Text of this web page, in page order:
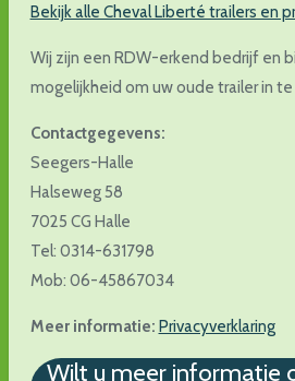
Bekijk alle Cheval Liberté trailers en
Wij zijn een RDW-erkend bedrijf en
mogelijkheid om uw oude trailer in te
Contactgegevens:
Seegers-Halle
Halseweg 58
7025 CG Halle
Tel: 0314-631798
Mob: 06-45867034
Meer informatie: Privacyverklaring
Wilt u meer informatie